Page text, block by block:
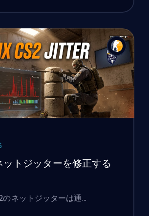
ットジッターを修正する
のネットジッターは通…